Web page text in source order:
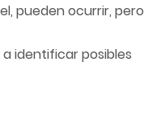
pueden ocurrir, pero
identificar posibles